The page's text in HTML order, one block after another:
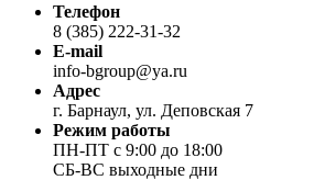
Телефон
8 (385) 222-31-32
E-mail
info-bgroup@ya.ru
Адрес
г. Барнаул, ул. Деповская 7
Режим работы
ПН-ПТ с 9:00 до 18:00
СБ-ВС выходные дни